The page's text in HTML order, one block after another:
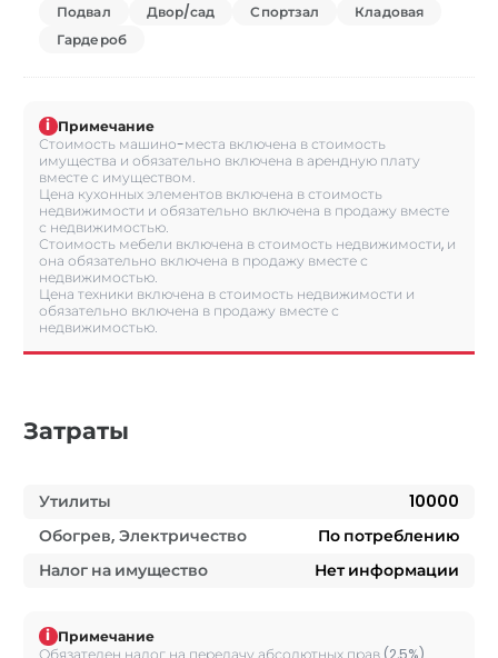
Подвал Двор/сад Спортзал
Кладовая
Гардероб
i Примечание
Стоимость машино-места включена в стоимость
имущества и обязательно включена в арендную плату
вместе с имуществом.
Цена кухонных элементов включена в стоимость
недвижимости и обязательно включена в продажу вместе
с недвижимостью.
Стоимость мебели включена в стоимость недвижимости, и
она обязательно включена в продажу вместе с
недвижимостью.
Цена техники включена в стоимость недвижимости и
обязательно включена в продажу вместе с
недвижимостью.
Затраты
Утилиты
10000
Обогрев, Электричество
По потреблению
Налог на имущество
Нет информации
i Примечание
Обязателен налог на передачу абсолютных прав (2,5%).